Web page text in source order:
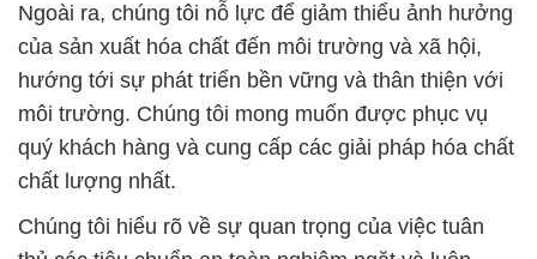
Ngoài ra, chúng tôi nỗ lực để giảm thiểu ảnh hưởng
của sản xuất hóa chất đến môi trường và xã hội,
hướng tới sự phát triển bền vững và thân thiện với
môi trường. Chúng tôi mong muốn được phục vụ
quý khách hàng và cung cấp các giải pháp hóa chất
chất lượng nhất.
Chúng tôi hiểu rõ về sự quan trọng của việc tuân